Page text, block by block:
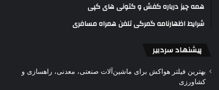
همه چیز درباره کفش و کتونی های کپی
شرایط اظهارنامه گمرکی تلفن همراه مسافری
پیشنهاد سردبیر
بهترین فیلتر هواکش برای ماشین‌آلات صنعتی، معدنی، راهسازی و
کشاورزی